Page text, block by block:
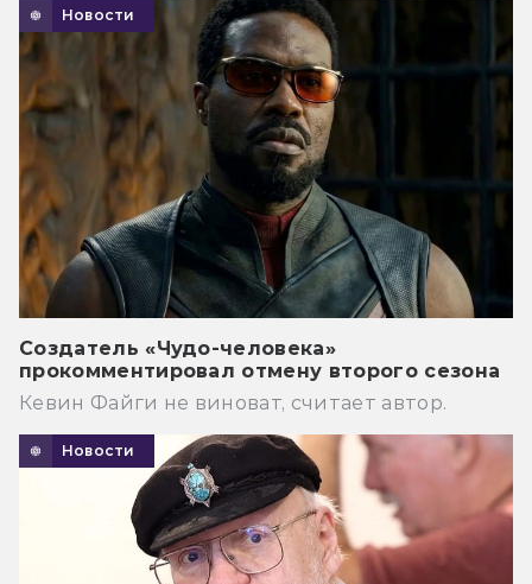
Новости
Создатель «Чудо-человека»
прокомментировал отмену второго сезона
Кевин Файги не виноват, считает автор.
Новости